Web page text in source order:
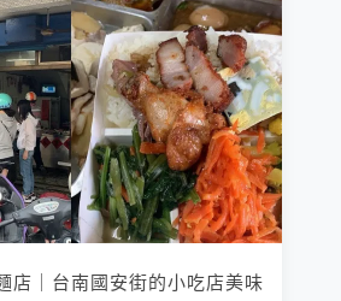
店｜台南國安街的小吃店美味